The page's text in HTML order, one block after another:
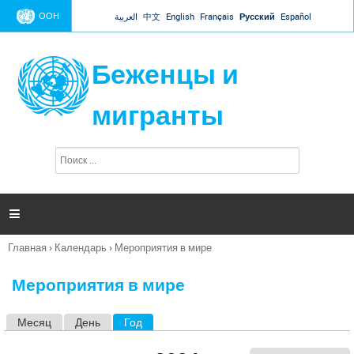
Jump to navigation
ООН العربية 中文 English Français Русский Español
Беженцы и
мигранты
п
и

Вы
Главная › Календарь › Мероприятия в мире
Мероприятия в мире
Месяц День Год